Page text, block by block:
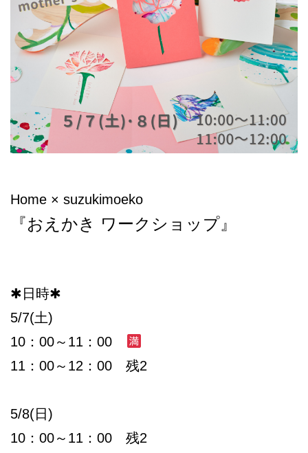
Home × suzukimoeko
『おえかき ワークショップ』
✱日時✱
5/7(土)
10：00～11：00
11：00～12：00 残2
5/8(日)
10：00～11：00 残2